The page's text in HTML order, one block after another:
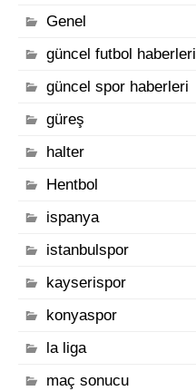
Genel
güncel futbol haberleri
güncel spor haberleri
güreş
halter
Hentbol
ispanya
istanbulspor
kayserispor
konyaspor
la liga
maç sonucu